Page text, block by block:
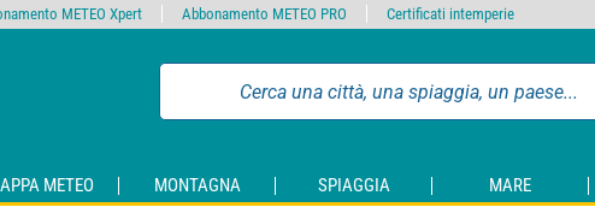
METEO MONTAGNA SPIAGGIA MARE
METEO Xpert Abbonamento METEO PRO Certificati intemperie